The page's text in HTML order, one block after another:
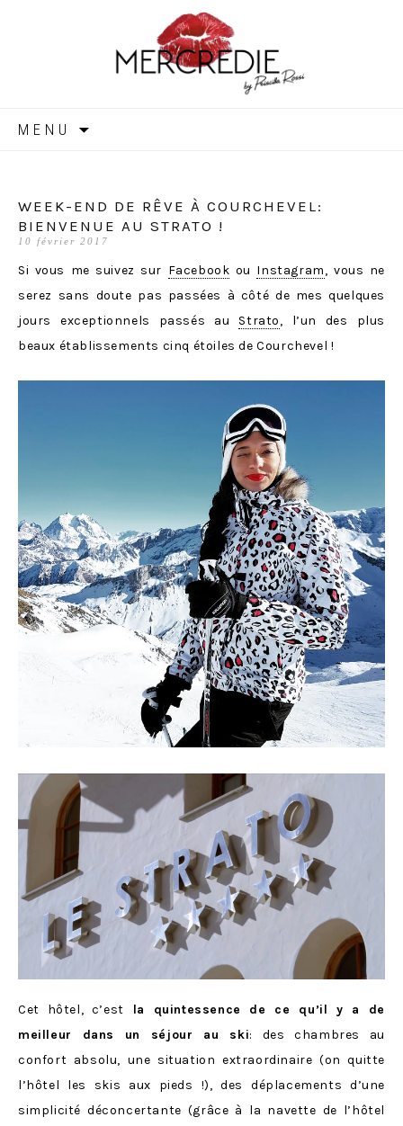
MERCREDIE
MENU
WEEK-END DE RÊVE À COURCHEVEL:
BIENVENUE AU STRATO !
10 février 2017
Si vous me suivez sur Facebook ou Instagram, vous ne
serez sans doute pas passées à côté de mes quelques
jours exceptionnels passés au Strato, l’un des plus
beaux établissements cinq étoiles de Courchevel !
Cet hôtel, c’est la quintessence de ce qu’il y a de
meilleur dans un séjour au ski: des chambres au
confort absolu, une situation extraordinaire (on quitte
l’hôtel les skis aux pieds !), des déplacements d’une
simplicité déconcertante (grâce à la navette de l’hôtel